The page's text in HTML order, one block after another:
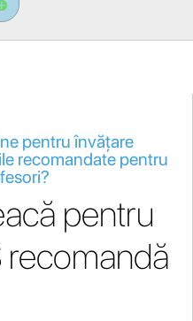
pentru învățare
recomandate pentru
pentru
recomandă